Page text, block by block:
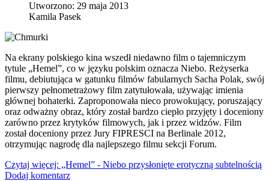
Utworzono: 29 maja 2013
Kamila Pasek
Na ekrany polskiego kina wszedł niedawno film o tajemniczym
tytule „Hemel”, co w języku polskim oznacza Niebo. Reżyserka
filmu, debiutująca w gatunku filmów fabularnych Sacha Polak, swój
pierwszy pełnometrażowy film zatytułowała, używając imienia
głównej bohaterki. Zaproponowała nieco prowokujący, poruszający
oraz odważny obraz, który został bardzo ciepło przyjęty i doceniony
zarówno przez krytyków filmowych, jak i przez widzów. Film
został doceniony przez Jury FIPRESCI na Berlinale 2012,
otrzymując nagrodę dla najlepszego filmu sekcji Forum.
Czytaj więcej: „Hemel” - Niebo przysłonięte erotyczną subtelnością
Dodaj komentarz